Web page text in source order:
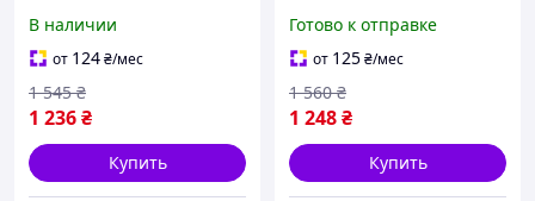
материалом в размерах S
M L XL для комфортного
ношения
В наличии
от 124₴/мес
1 236₴
1 545 ₴
Купить
для повседневной носки
на любой сезон
Готово к отправке
от 125₴/мес
1 248₴
1 560 ₴
Купить